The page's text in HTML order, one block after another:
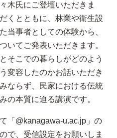
木氏にご登壇いただきま
くとともに、林業や衛生設
当事者としての体験から、
いてご発表いただきます。
そこでの暮らしがどのよう
変容したのかお話いただき
ならず、民家における伝統
の本質に迫る講演です。
「@kanagawa-u.ac.jp」の
で、受信設定をお願いしま